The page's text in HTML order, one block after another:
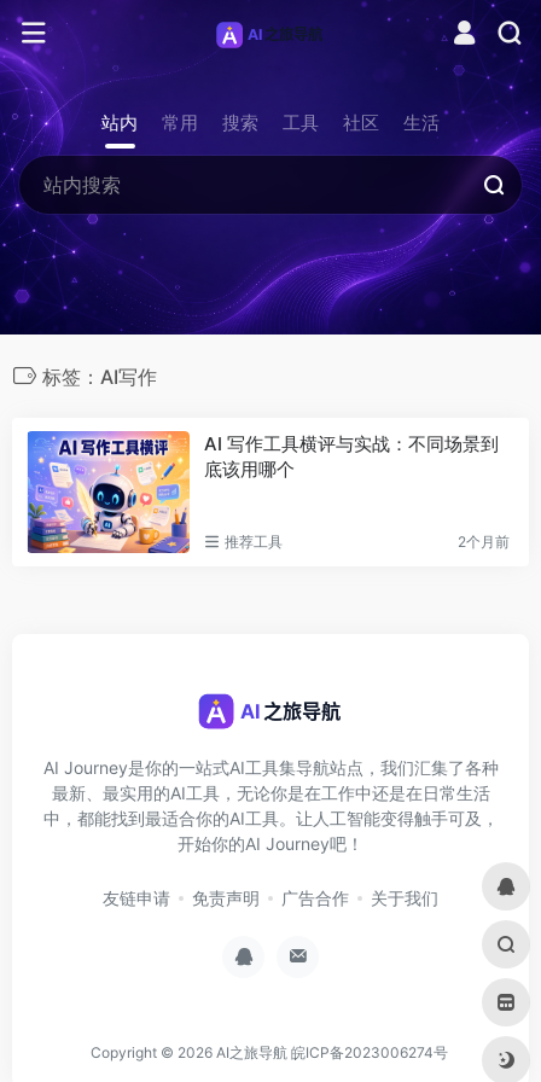
站内 常用 搜索 工具 社区 生活
标签：AI写作
AI 写作工具横评与实战：不同场景到
底该用哪个
推荐工具 2个月前
AI Journey是你的一站式AI工具集导航站点，我们汇集了各种
最新、最实用的AI工具，无论你是在工作中还是在日常生活
中，都能找到最适合你的AI工具。让人工智能变得触手可及，
开始你的AI Journey吧！
友链申请 免责声明 广告合作 关于我们
Copyright © 2026 AI之旅导航 皖ICP备2023006274号